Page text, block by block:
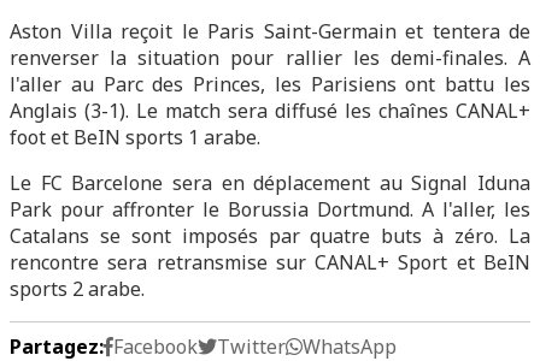
Aston Villa reçoit le Paris Saint-Germain et tentera de
renverser la situation pour rallier les demi-finales. A
l'aller au Parc des Princes, les Parisiens ont battu les
Anglais (3-1). Le match sera diffusé les chaînes CANAL+
foot et BeIN sports 1 arabe.
Le FC Barcelone sera en déplacement au Signal Iduna
Park pour affronter le Borussia Dortmund. A l'aller, les
Catalans se sont imposés par quatre buts à zéro. La
rencontre sera retransmise sur CANAL+ Sport et BeIN
sports 2 arabe.
Partagez: Facebook Twitter WhatsApp